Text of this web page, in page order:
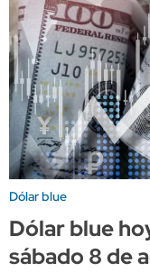
Dólar blue
Dólar blue
sábado 8 de